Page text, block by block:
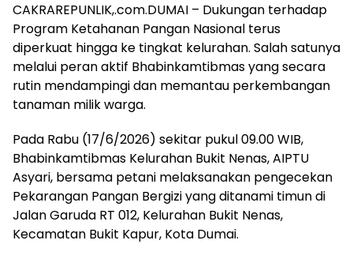
CAKRAREPUNLIK,.com.DUMAI – Dukungan terhadap
Program Ketahanan Pangan Nasional terus
diperkuat hingga ke tingkat kelurahan. Salah satunya
melalui peran aktif Bhabinkamtibmas yang secara
rutin mendampingi dan memantau perkembangan
tanaman milik warga.
Pada Rabu (17/6/2026) sekitar pukul 09.00 WIB,
Bhabinkamtibmas Kelurahan Bukit Nenas, AIPTU
Asyari, bersama petani melaksanakan pengecekan
Pekarangan Pangan Bergizi yang ditanami timun di
Jalan Garuda RT 012, Kelurahan Bukit Nenas,
Kecamatan Bukit Kapur, Kota Dumai.